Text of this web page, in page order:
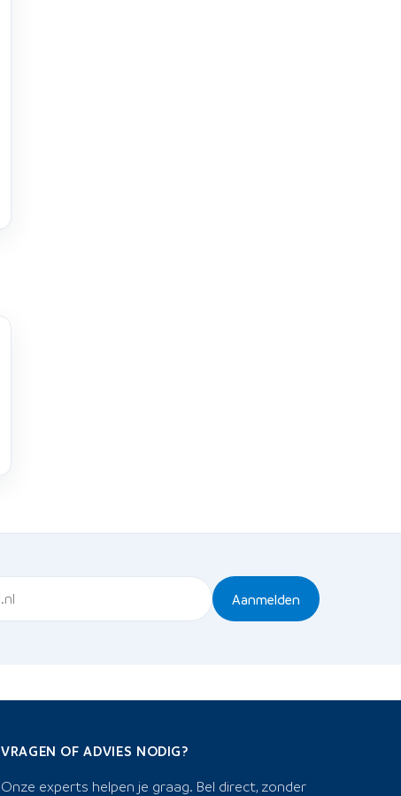
Aanmelden
VRAGEN OF ADVIES NODIG?
Onze experts helpen je graag. Bel direct, zonder